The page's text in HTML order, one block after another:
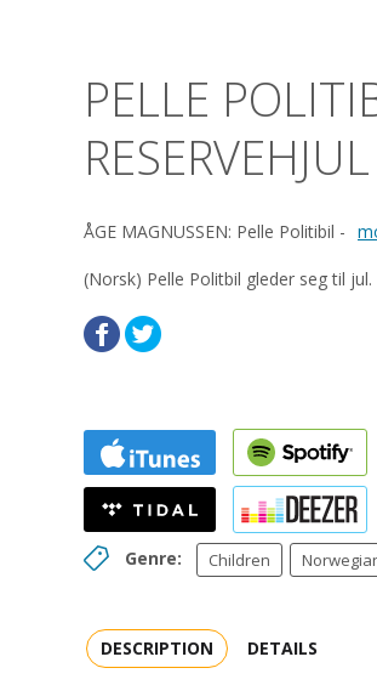
PELLE
RESERVEHJUL
ÅGE MAGNUSSEN: Pelle Politibil -
(Norsk) Pelle Politbil gleder seg til jul.
Genre: Children
DESCRIPTION DETAILS